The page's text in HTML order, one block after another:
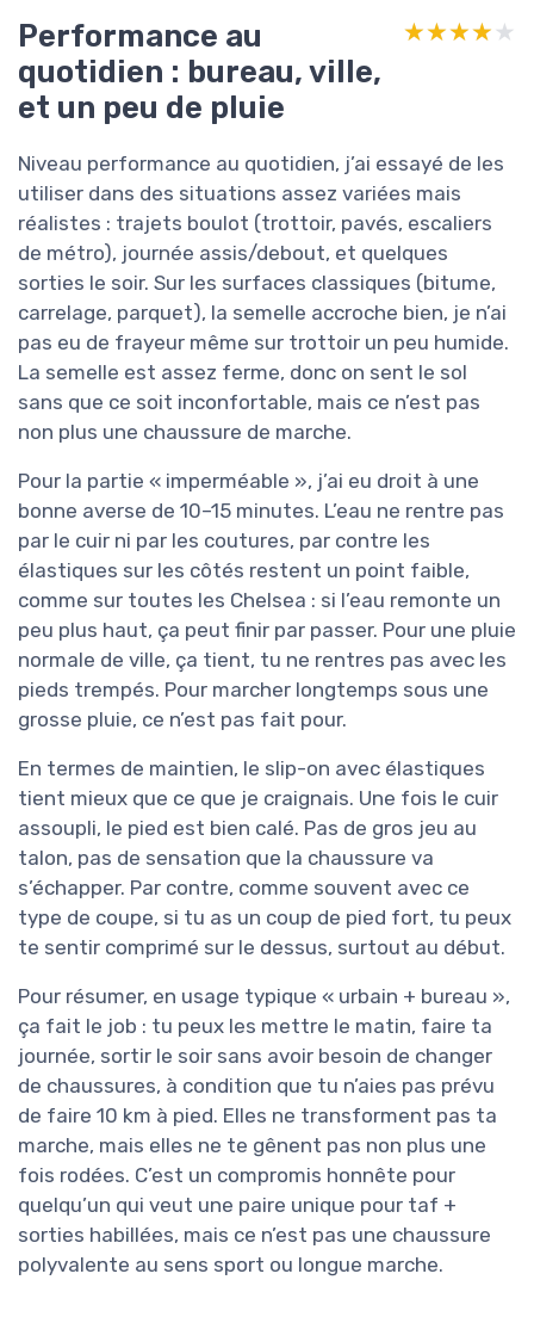
Performance au
quotidien : bureau, ville,
et un peu de pluie
★★★★★
★★★★★
Niveau performance au quotidien, j’ai essayé de les
utiliser dans des situations assez variées mais
réalistes : trajets boulot (trottoir, pavés, escaliers
de métro), journée assis/debout, et quelques
sorties le soir. Sur les surfaces classiques (bitume,
carrelage, parquet), la semelle accroche bien, je n’ai
pas eu de frayeur même sur trottoir un peu humide.
La semelle est assez ferme, donc on sent le sol
sans que ce soit inconfortable, mais ce n’est pas
non plus une chaussure de marche.
Pour la partie « imperméable », j’ai eu droit à une
bonne averse de 10–15 minutes. L’eau ne rentre pas
par le cuir ni par les coutures, par contre les
élastiques sur les côtés restent un point faible,
comme sur toutes les Chelsea : si l’eau remonte un
peu plus haut, ça peut finir par passer. Pour une pluie
normale de ville, ça tient, tu ne rentres pas avec les
pieds trempés. Pour marcher longtemps sous une
grosse pluie, ce n’est pas fait pour.
En termes de maintien, le slip-on avec élastiques
tient mieux que ce que je craignais. Une fois le cuir
assoupli, le pied est bien calé. Pas de gros jeu au
talon, pas de sensation que la chaussure va
s’échapper. Par contre, comme souvent avec ce
type de coupe, si tu as un coup de pied fort, tu peux
te sentir comprimé sur le dessus, surtout au début.
Pour résumer, en usage typique « urbain + bureau »,
ça fait le job : tu peux les mettre le matin, faire ta
journée, sortir le soir sans avoir besoin de changer
de chaussures, à condition que tu n’aies pas prévu
de faire 10 km à pied. Elles ne transforment pas ta
marche, mais elles ne te gênent pas non plus une
fois rodées. C’est un compromis honnête pour
quelqu’un qui veut une paire unique pour taf +
sorties habillées, mais ce n’est pas une chaussure
polyvalente au sens sport ou longue marche.